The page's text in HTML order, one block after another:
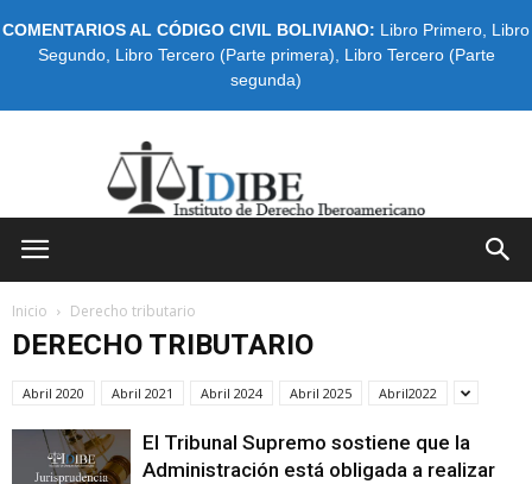
COMENTARIOS AL CÓDIGO CIVIL BOLIVIANO: Libro Primero Libro
Segundo, Libro Tercero (Parte primera)
Libro Tercero (Parte
segunda)
Inicio Derecho tributario
DERECHO TRIBUTARIO
Abril 2020 Abril 2021 Abril 2024 Abril 2025 Abril2022
El Tribunal Supremo sostiene que la
Administración está obligada a realizar